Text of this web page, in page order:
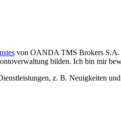
von OANDA TMS Brokers S.A.
bilden. Ich bin mir
z. B. Neuigkeiten und